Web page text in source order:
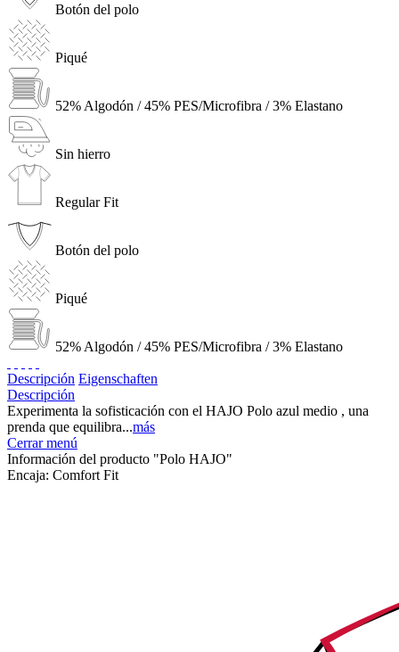
Botón del polo
Piqué
52% Algodón / 45% PES/Microfibra / 3% Elastano
Sin hierro
Regular Fit
Botón del polo
Piqué
52% Algodón / 45% PES/Microfibra / 3% Elastano
Descripción Eigenschaften
Descripción
Experimenta la sofisticación con el HAJO Polo azul medio , una
prenda que equilibra...más
Cerrar menú
Información del producto "Polo HAJO"
Encaja: Comfort Fit